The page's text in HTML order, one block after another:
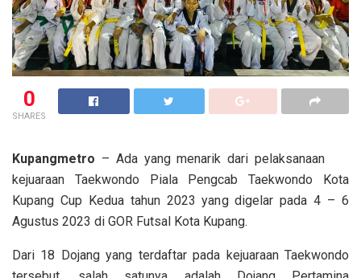
0
SHARES
Kupangmetro – Ada yang menarik dari pelaksanaan
kejuaraan Taekwondo Piala Pengcab Taekwondo Kota
Kupang Cup Kedua tahun 2023 yang digelar pada 4 – 6
Agustus 2023 di GOR Futsal Kota Kupang.
Dari 18 Dojang yang terdaftar pada kejuaraan Taekwondo